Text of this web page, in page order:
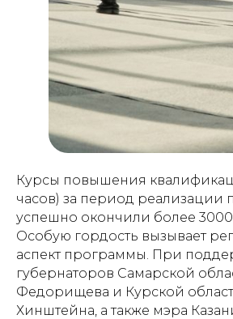
Курсы повышения
часов) за период реализации
успешно окончили более 3000
Особую гордость вызывает
аспект программы. При
губернаторов Самарской
Федорищева и Курской
Хинштейна, а также мэра